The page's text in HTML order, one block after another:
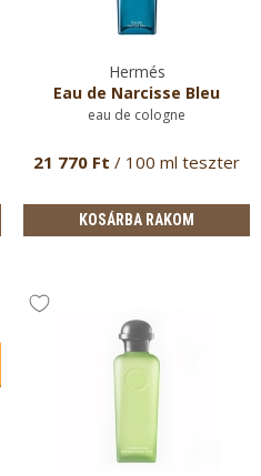
Hermés
Eau de Narcisse Bleu
eau de cologne
21 770 Ft / 100 ml teszter
KOSÁRBA RAKOM